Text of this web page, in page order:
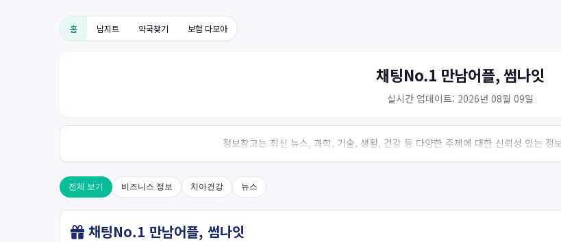
홈 남지트 약국찾기 보험 다모아
채팅No.1 만남어플, 썸나잇
실시간 업데이트: 2026년 08월 09일
정보창고는 최신 뉴스, 과학, 기술, 생활, 건강 등 다양한 주제에 대한 신뢰성 있는 정
전체 보기 비즈니스 정보 치아건강 뉴스
채팅No.1 만남어플, 썸나잇